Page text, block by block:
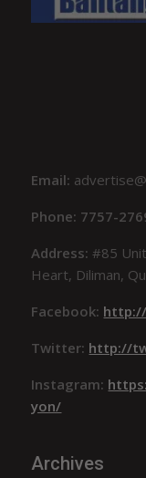
Email:
Phone: 7757-
Address:#85
Heart, Diliman,
Facebook:
Twitter: http://
Instagram:
yon/
Archives